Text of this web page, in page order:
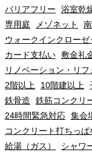
バリアフリー
浴室乾
専用庭
メゾネット
ウォークインクローゼ
カード支払い 敷金礼
リノベーション・リフ
2階以上
10階建以上
鉄骨造
鉄筋コンクリ
24時間緊急対応 集会
コンクリート打ちっぱ
給湯（ガス）
シャワ